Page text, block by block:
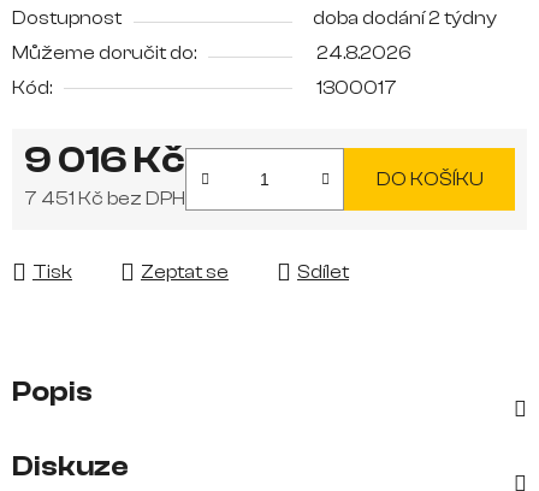
Dostupnost
doba dodání 2 týdny
Můžeme doručit do:
24.8.2026
Kód:
1300017
9 016 Kč
7 451 Kč bez DPH
DO KOŠÍKU
Tisk Zeptat se Sdílet
Popis
Diskuze